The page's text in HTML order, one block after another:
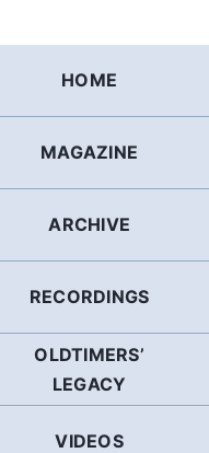
HOME
MAGAZINE
ARCHIVE
RECORDINGS
OLDTIMERS’
LEGACY
VIDEOS